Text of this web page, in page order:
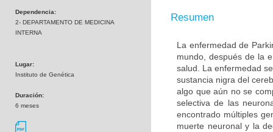
Dependencia:
2- DEPARTAMENTO DE MEDICINA
INTERNA
Lugar:
Instituto de Genética
Duración:
6 meses
Resumen
La enfermedad de
mundo, después de la
salud. La enfermedad
sustancia nigra del
algo que aún no se
selectiva de las
encontrado múltiples
muerte neuronal y la